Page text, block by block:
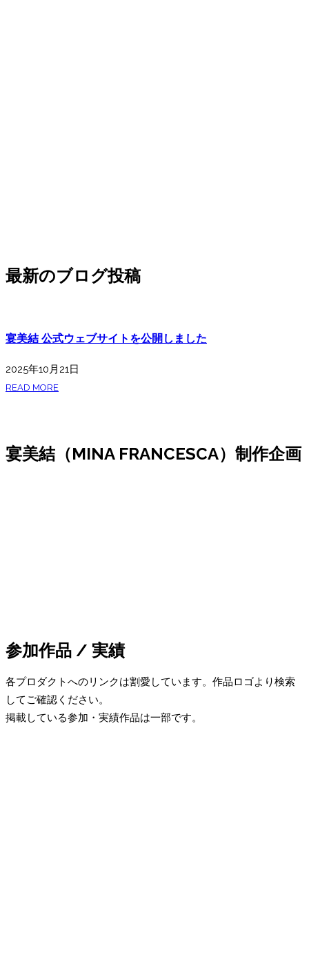
最新のブログ投稿
宴美結 公式ウェブサイトを公開しました
2025年10月21日
READ MORE
宴美結（MINA FRANCESCA）制作企画
参加作品 / 実績
各プロダクトへのリンクは割愛しています。作品ロゴより検索
してご確認ください。
掲載している参加・実績作品は一部です。